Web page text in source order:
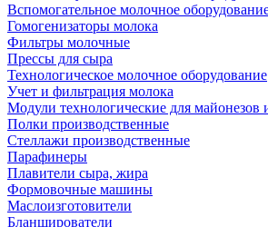
Вспомогательное молочное
Гомогенизаторы молока
Фильтры молочные
Прессы для сыра
Технологическое молочное оборудование
Учет и фильтрация молока
Модули технологические для майонезов
Полки производственные
Стеллажи производственные
Парафинеры
Плавители сыра, жира
Формовочные машины
Маслоизготовители
Бланширователи